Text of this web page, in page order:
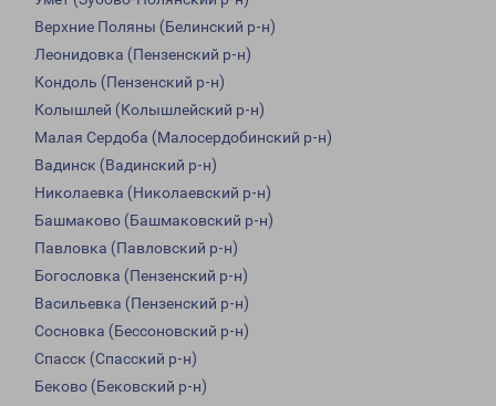
Верхние Поляны (Белинский р-н)
Леонидовка (Пензенский р-н)
Кондоль (Пензенский р-н)
Колышлей (Колышлейский р-н)
Малая Сердоба (Малосердобинский р-н)
Вадинск (Вадинский р-н)
Николаевка (Николаевский р-н)
Башмаково (Башмаковский р-н)
Павловка (Павловский р-н)
Богословка (Пензенский р-н)
Васильевка (Пензенский р-н)
Сосновка (Бессоновский р-н)
Спасск (Спасский р-н)
Беково (Бековский р-н)